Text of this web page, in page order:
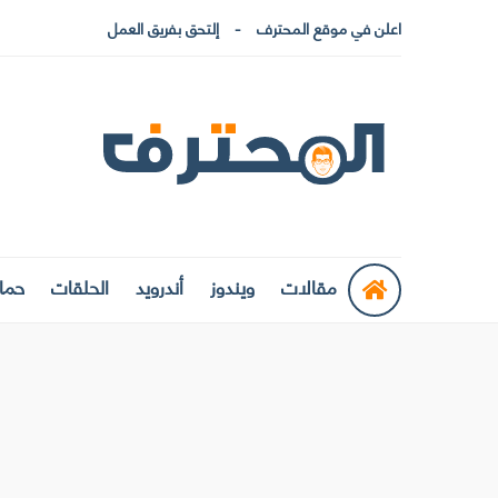
اعلن في موقع المحترف إلتحق بفريق العمل
مقالات ويندوز أندرويد الحلقات